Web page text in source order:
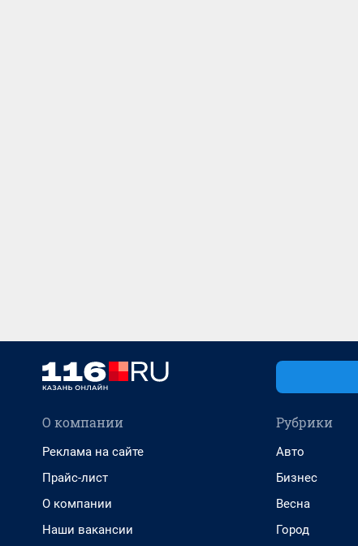
О компании
Реклама на сайте
Прайс-лист
О компании
Наши вакансии
Рубрики
Авто
Бизнес
Весна
Город